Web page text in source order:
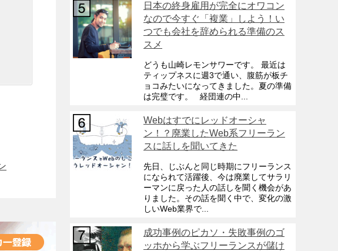
日本の終身雇用が完全にオワコン
なので今すぐ「複業」しよう！い
つでも会社を辞められる準備のス
スメ
どうも山崎レモンサワーです。 最近は
ティップネスに週3で通い、腹筋が板チ
ョコみたいになってきました。夏の準備
は完璧です。 経団連の中...
Webはすでにレッドオーシャ
ン！？廃業したWeb系フリーラン
スに話しを聞いてきた
先日、じぶんと同じ時期にフリーランス
になられて活躍後、今は廃業してサラリ
ーマンに戻った人の話しを聞く機会があ
りました。その話を聞く中で、変化の激
しいWeb業界で...
成功事例のピカソ・失敗事例のゴ
ッホから学ぶフリーランスが儲け